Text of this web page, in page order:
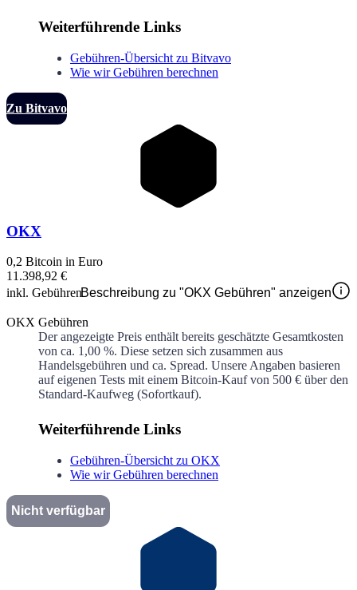
Weiterführende Links
Gebühren-Übersicht zu Bitvavo
Wie wir Gebühren berechnen
Zu Bitvavo
OKX
0,2 Bitcoin in Euro
11.398,92 €
inkl. GebührenBeschreibung zu "OKX Gebühren" anzeigen
OKX Gebühren
Der angezeigte Preis enthält bereits geschätzte Gesamtkosten
von ca. 1,00 %. Diese setzen sich zusammen aus
Handelsgebühren und ca. Spread. Unsere Angaben basieren
auf eigenen Tests mit einem Bitcoin-Kauf von 500 € über den
Standard-Kaufweg (Sofortkauf).
Weiterführende Links
Gebühren-Übersicht zu OKX
Wie wir Gebühren berechnen
Nicht verfügbar